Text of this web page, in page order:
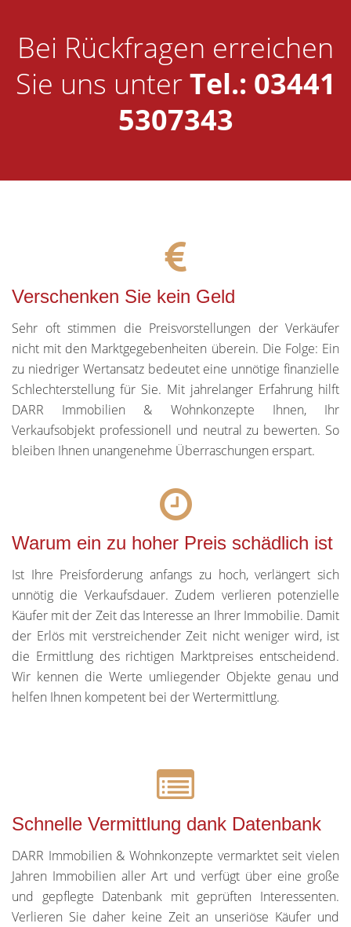
Bei Rückfragen erreichen
Sie uns unterTel.: 03441
5307343
Verschenken Sie kein Geld
Sehr oft stimmen die Preisvorstellungen der Verkäufer
nicht mit den Marktgegebenheiten überein. Die Folge: Ein
zu niedriger Wertansatz bedeutet eine unnötige finanzielle
Schlechterstellung für Sie. Mit jahrelanger Erfahrung hilft
DARR Immobilien & Wohnkonzepte Ihnen, Ihr
Verkaufsobjekt professionell und neutral zu bewerten. So
bleiben Ihnen unangenehme Überraschungen erspart.
Warum ein zu hoher Preis schädlich ist
Ist Ihre Preisforderung anfangs zu hoch, verlängert sich
unnötig die Verkaufsdauer. Zudem verlieren potenzielle
Käufer mit der Zeit das Interesse an Ihrer Immobilie. Damit
der Erlös mit verstreichender Zeit nicht weniger wird, ist
die Ermittlung des richtigen Marktpreises entscheidend.
Wir kennen die Werte umliegender Objekte genau und
helfen Ihnen kompetent bei der Wertermittlung.
Schnelle Vermittlung dank Datenbank
DARR Immobilien & Wohnkonzepte vermarktet seit vielen
Jahren Immobilien aller Art und verfügt über eine große
und gepflegte Datenbank mit geprüften Interessenten.
Verlieren Sie daher keine Zeit an unseriöse Käufer und